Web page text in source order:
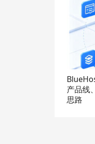
产品线
思路